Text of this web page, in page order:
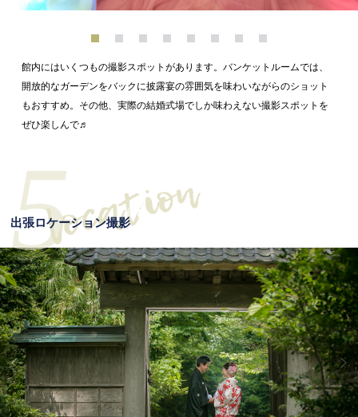
館内にはいくつもの撮影スポットがあります。バンケットルームでは、
開放的なガーデンをバックに披露宴の雰囲気を味わいながらのショット
もおすすめ。その他、実際の結婚式場でしか味わえない撮影スポットを
ぜひ楽しんで♬
出張ロケーション撮影
5